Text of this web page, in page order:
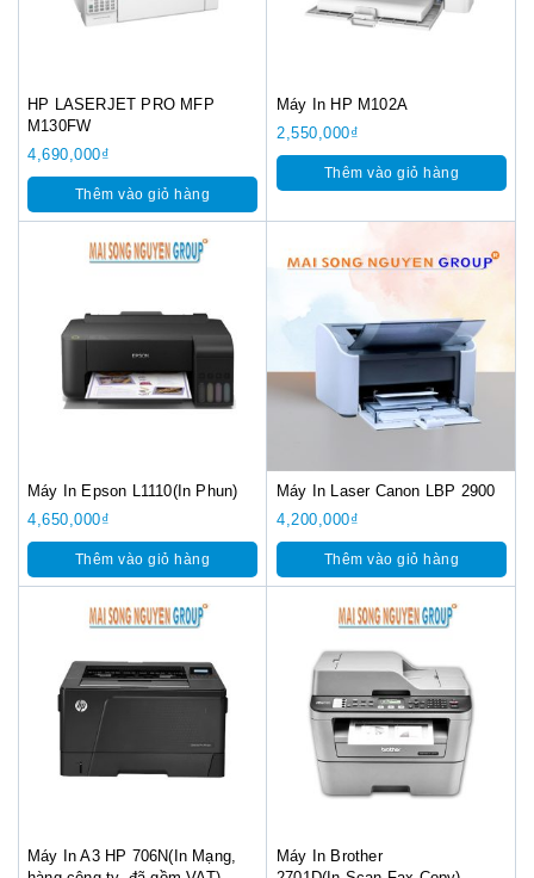
HP LASERJET PRO MFP
M130FW
4,690,000₫
Thêm vào giỏ hàng
Máy In HP M102A
2,550,000₫
Thêm vào giỏ hàng
Máy In Epson L1110(In Phun)
4,650,000₫
Thêm vào giỏ hàng
Máy In Laser Canon LBP 2900
4,200,000₫
Thêm vào giỏ hàng
Máy In A3 HP 706N(In Mạng,
Máy In Brother